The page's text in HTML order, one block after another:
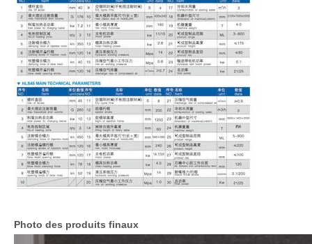
Photo des produits finaux